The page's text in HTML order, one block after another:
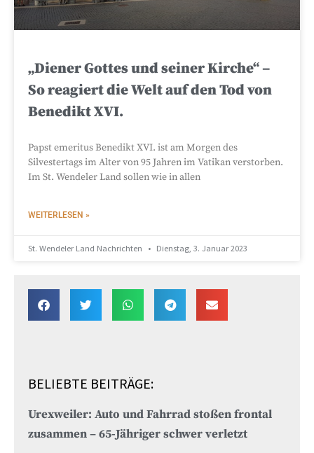
„Diener Gottes und seiner Kirche“ –
So reagiert die Welt auf den Tod von
Benedikt XVI.
Papst emeritus Benedikt XVI. ist am Morgen des
Silvestertags im Alter von 95 Jahren im Vatikan verstorben.
Im St. Wendeler Land sollen wie in allen
WEITERLESEN »
St. Wendeler Land Nachrichten Dienstag, 3. Januar 2023
BELIEBTE BEITRÄGE:
Urexweiler: Auto und Fahrrad stoßen frontal
zusammen – 65-Jähriger schwer verletzt